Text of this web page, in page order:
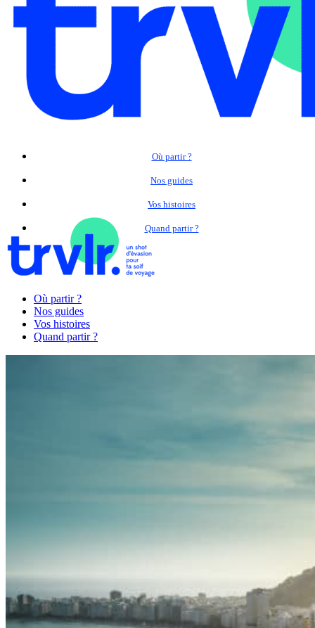
Où partir ?
Nos guides
Vos histoires
Quand partir ?
Où partir ?
Nos guides
Vos histoires
Quand partir ?